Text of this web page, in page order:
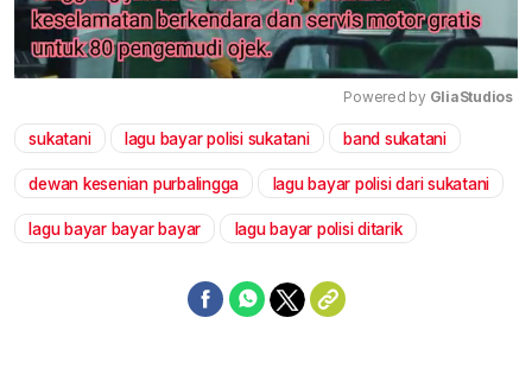
Mute
Powered by GliaStudios
sukatani lagu bayar polisi sukatani band sukatani
dewan kesenian purbalingga lagu bayar polisi dari sukatani
lagu bayar bayar bayar lagu bayar polisi ditarik